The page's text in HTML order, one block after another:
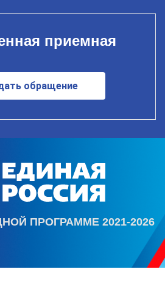
приемная
обращение
ПРОГРАММЕ 2021-2026